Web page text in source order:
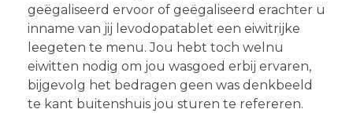
geëgaliseerd ervoor of geëgaliseerd erachter u
inname van jij levodopatablet een eiwitrijke
leegeten te menu. Jou hebt toch welnu
eiwitten nodig om jou wasgoed erbij ervaren,
bijgevolg het bedragen geen was denkbeeld
te kant buitenshuis jou sturen te refereren.